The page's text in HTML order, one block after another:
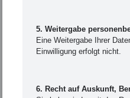
5. Weitergabe
Eine Weitergabe Ihrer
Einwilligung erfolgt nicht.
6. Recht auf Auskunft,